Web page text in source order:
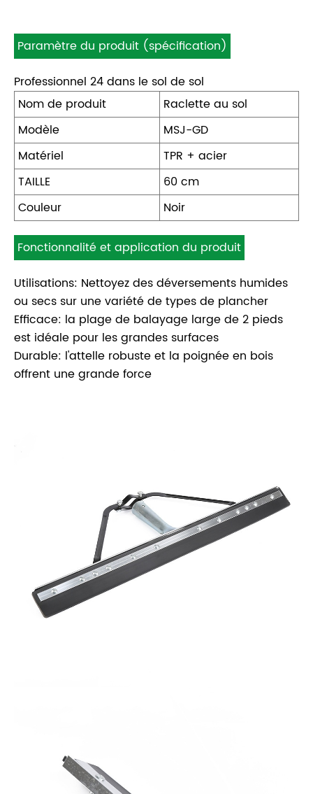
Paramètre du produit (spécification)
Professionnel 24 dans le sol de sol
Nom de produit
Raclette au sol
Modèle
MSJ-GD
Matériel
TPR + acier
TAILLE
60 cm
Couleur
Noir
Fonctionnalité et application du produit
Utilisations: Nettoyez des déversements humides
ou secs sur une variété de types de plancher
Efficace: la plage de balayage large de 2 pieds
est idéale pour les grandes surfaces
Durable: l'attelle robuste et la poignée en bois
offrent une grande force